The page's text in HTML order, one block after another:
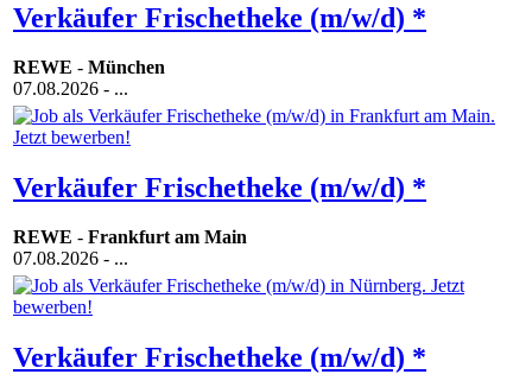
Verkäufer Frischetheke (m/w/d) *
REWE - München
07.08.2026 - ...
Verkäufer Frischetheke (m/w/d) *
REWE - Frankfurt am Main
07.08.2026 - ...
Verkäufer Frischetheke (m/w/d) *